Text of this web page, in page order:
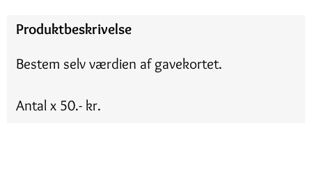
Produktbeskrivelse
Bestem selv værdien af gavekortet.
Antal x 50.- kr.